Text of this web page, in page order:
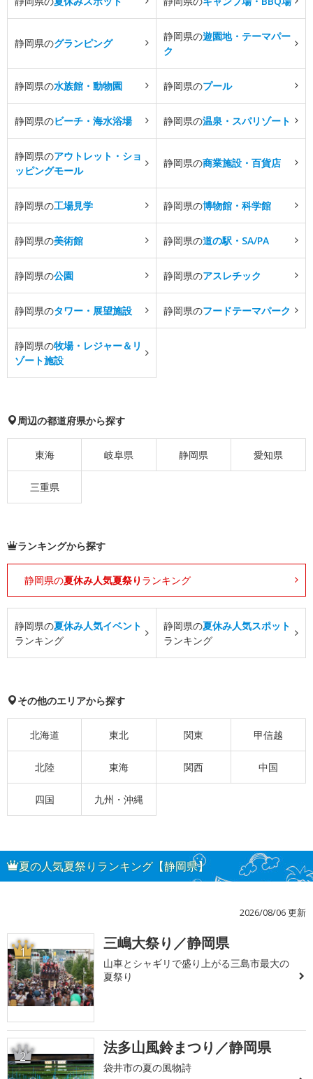
静岡県のグランピング
静岡県の遊園地・テーマパー
ク
静岡県の水族館・動物園 静岡県のプール
静岡県のビーチ・海水浴場 静岡県の温泉・スパリゾート
静岡県のアウトレット・ショ
ッピングモール
静岡県の商業施設・百貨店
静岡県の工場見学 静岡県の博物館・科学館
静岡県の美術館 静岡県の道の駅・SA/PA
静岡県の公園 静岡県のアスレチック
静岡県のタワー・展望施設 静岡県のフードテーマパーク
静岡県の牧場・レジャー＆リ
ゾート施設
周辺の都道府県から探す
東海 岐阜県 静岡県 愛知県
三重県
ランキングから探す
静岡県の夏休み人気夏祭り ランキング
静岡県の夏休み人気イベント
ランキング
静岡県の夏休み人気スポット
ランキング
その他のエリアから探す
北海道 東北 関東 甲信越
北陸 東海 関西 中国
四国 九州・沖縄
夏の人気夏祭りランキング【静岡県】
2026/08/06 更新
1 三嶋大祭り／静岡県
山車とシャギリで盛り上がる三島市最大の
夏祭り
2 法多山風鈴まつり／静岡県
袋井市の夏の風物詩